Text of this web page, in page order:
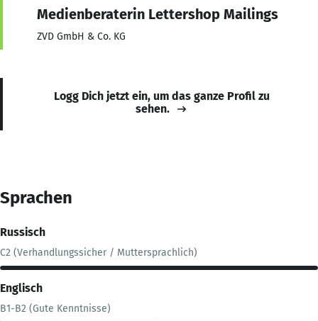
Medienberaterin Lettershop Mailings
ZVD GmbH & Co. KG
Logg Dich jetzt ein, um das ganze Profil zu
sehen.
Sprachen
Russisch
C2 (Verhandlungssicher / Muttersprachlich)
Englisch
B1-B2 (Gute Kenntnisse)